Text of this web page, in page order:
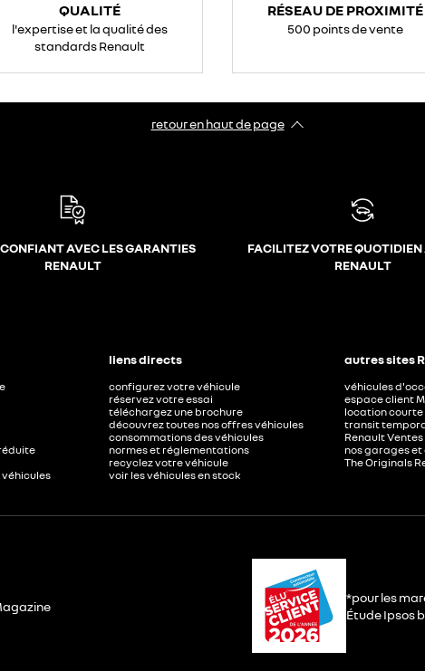
QUALITÉ
l'expertise et la qualité des
standards Renault
RÉSEAU DE PROXIMITÉ
500 points de vente
retour en haut de page​
AVEC LES GARANTIES
RENAULT
FACILITEZ VOTRE QUOTIDIEN
RENAULT
véhicules
liens directs
configurez votre véhicule
réservez votre essai
téléchargez une brochure
découvrez toutes nos offres véhicules
consommations des véhicules
normes et réglementations
recyclez votre véhicule
voir les véhicules en stock
autres sites
véhicules
espace client
location courte
transit
Renault Ventes
nos garages et
The Originals
*pour les
Étude Ipsos